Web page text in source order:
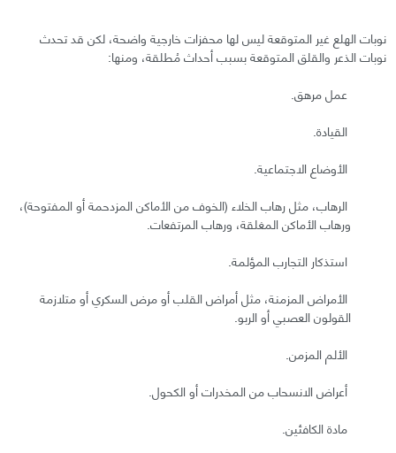
نوبات الهلع غير المتوقعة ليس لها محفزات خارجية واضحة، لكن قد تحدث
نوبات الذعر والقلق المتوقعة بسبب أحداث مُطلقة، ومنها:
عمل مرهق.
القيادة.
الأوضاع الاجتماعية.
الرهاب، مثل رهاب الخلاء (الخوف من الأماكن المزدحمة أو المفتوحة)،
ورهاب الأماكن المغلقة، ورهاب المرتفعات.
استذكار التجارب المؤلمة.
الأمراض المزمنة، مثل أمراض القلب أو مرض السكري أو متلازمة
القولون العصبي أو الربو.
الألم المزمن.
أعراض الانسحاب من المخدرات أو الكحول.
مادة الكافئين.